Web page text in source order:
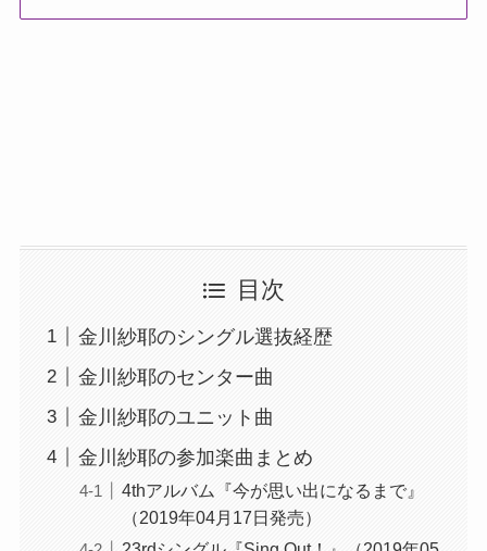
目次
金川紗耶のシングル選抜経歴
金川紗耶のセンター曲
金川紗耶のユニット曲
金川紗耶の参加楽曲まとめ
4thアルバム『今が思い出になるまで』
（2019年04月17日発売）